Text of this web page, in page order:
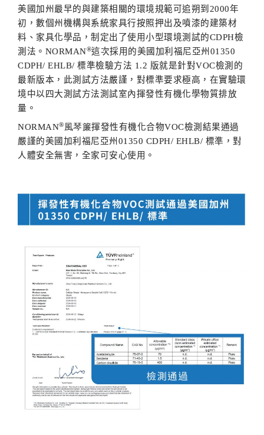
美國加州最早的與建築相關的環境規範可追朔到 2000年
初，數個州機構與系統家具行按照押出及噴漆的建築材
料、家具化學品，制定出了使用小型環境測試的CDPH檢
測法。 NORMAN®這次採用的美國加利福尼亞州 01350
CDPH/ EHLB/ 標準檢驗方法 1.2 版就是針對VOC檢測的
最新版本，此測試方法嚴謹，對標準要求極高，在實驗環
境中以四大測試方法測試室內揮發性有機化學物質排放
量。
NORMAN®風琴簾揮發性有機化合物VOC檢測結果通過
嚴謹的美國加利福尼亞州 01350 CDPH/ EHLB/ 標準，對
人體安全無害，全家可安心使用。